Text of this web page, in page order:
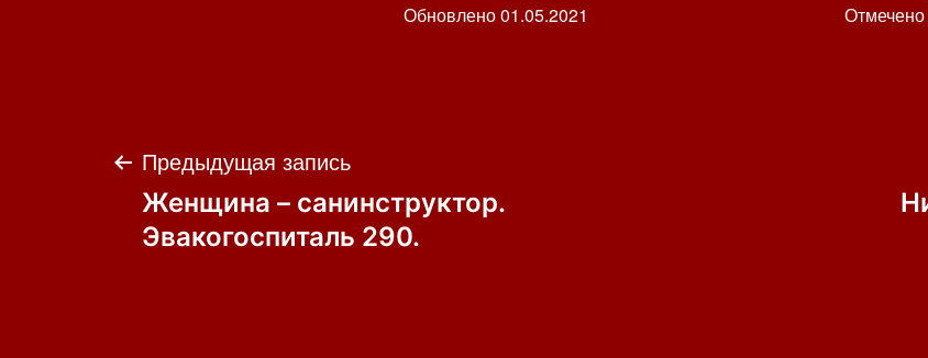
Обновлено01.05.2021
Отмечено
Навигация
по
Предыдущая запись
Женщина – санинструктор.
Эвакогоспиталь 290.